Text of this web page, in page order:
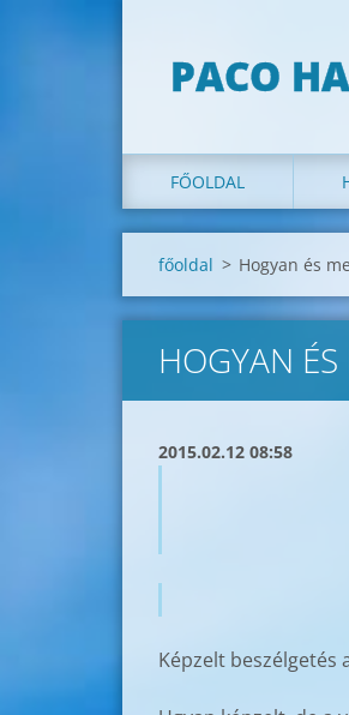
PACO
FŐOLDAL
főoldal > Hogyan és
HOGYAN
2015.02.12 08:58
Képzelt beszélgetés